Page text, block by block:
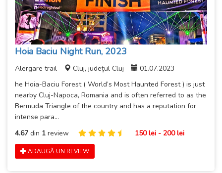
Hoia Baciu Night Run, 2023
Alergare trail Cluj, județul Cluj
01.07.2023
he Hoia-Baciu Forest ( World’s Most Haunted Forest ) is just
nearby Cluj-Napoca, Romania and is often referred to as the
Bermuda Triangle of the country and has a reputation for
intense para...
4.67 din 1 review 150 lei - 200 lei
ADAUGĂ UN REVIEW